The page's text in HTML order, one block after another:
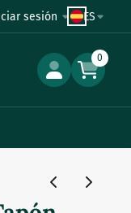
sesión ES
0